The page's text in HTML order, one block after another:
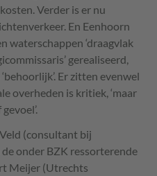
Verder is er nu
En Eenhoorn
waterschappen ‘draagvlak
gerealiseerd,
Er zitten evenwel
overheden is kritiek, ‘maar
(consultant bij
onder BZK ressorterende
Meijer (Utrechts